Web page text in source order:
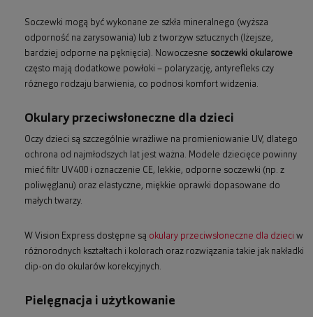
Soczewki mogą być wykonane ze szkła mineralnego (wyższa
odporność na zarysowania) lub z tworzyw sztucznych (lżejsze,
bardziej odporne na pęknięcia). Nowoczesne soczewki okularowe
często mają dodatkowe powłoki – polaryzację, antyrefleks czy
różnego rodzaju barwienia, co podnosi komfort widzenia.
Okulary przeciwsłoneczne dla dzieci
Oczy dzieci są szczególnie wrażliwe na promieniowanie UV, dlatego
ochrona od najmłodszych lat jest ważna. Modele dziecięce powinny
mieć filtr UV400 i oznaczenie CE, lekkie, odporne soczewki (np. z
poliwęglanu) oraz elastyczne, miękkie oprawki dopasowane do
małych twarzy.
W Vision Express dostępne są okulary przeciwsłoneczne dla dzieci w
różnorodnych kształtach i kolorach oraz rozwiązania takie jak nakładki
clip-on do okularów korekcyjnych.
Pielęgnacja i użytkowanie